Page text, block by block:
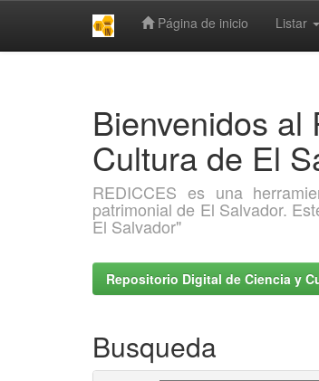
Página de inicio Listar
Bienvenidos al
Cultura de El
REDICCES es una
patrimonial de El Salvador.
El Salvador"
Repositorio Digital de Ciencia y
Busqueda